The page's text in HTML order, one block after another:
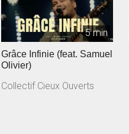
5 min
Grâce Infinie (feat. Samuel
Olivier)
Collectif Cieux Ouverts